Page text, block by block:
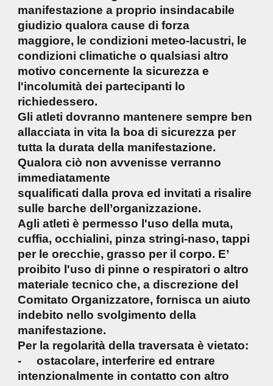
manifestazione a proprio insindacabile
giudizio qualora cause di forza
maggiore, le condizioni meteo-lacustri, le
condizioni climatiche o qualsiasi altro
motivo concernente la sicurezza e
l'incolumità dei partecipanti lo
richiedessero.
Gli atleti dovranno mantenere sempre ben
allacciata in vita la boa di sicurezza per
tutta la durata della manifestazione.
Qualora ciò non avvenisse verranno
immediatamente
squalificati dalla prova ed invitati a risalire
sulle barche dell’organizzazione.
Agli atleti è permesso l'uso della muta,
cuffia, occhialini, pinza stringi-naso, tappi
per le orecchie, grasso per il corpo. E’
proibito l'uso di pinne o respiratori o altro
materiale tecnico che, a discrezione del
Comitato Organizzatore, fornisca un aiuto
indebito nello svolgimento della
manifestazione.
Per la regolarità della traversata è vietato:
- ostacolare, interferire ed entrare
intenzionalmente in contatto con altro